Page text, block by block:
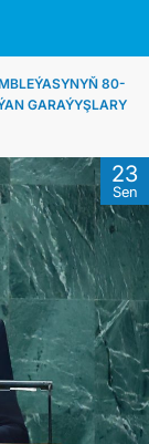
80-
GARAÝYŞLARY
23
Sen